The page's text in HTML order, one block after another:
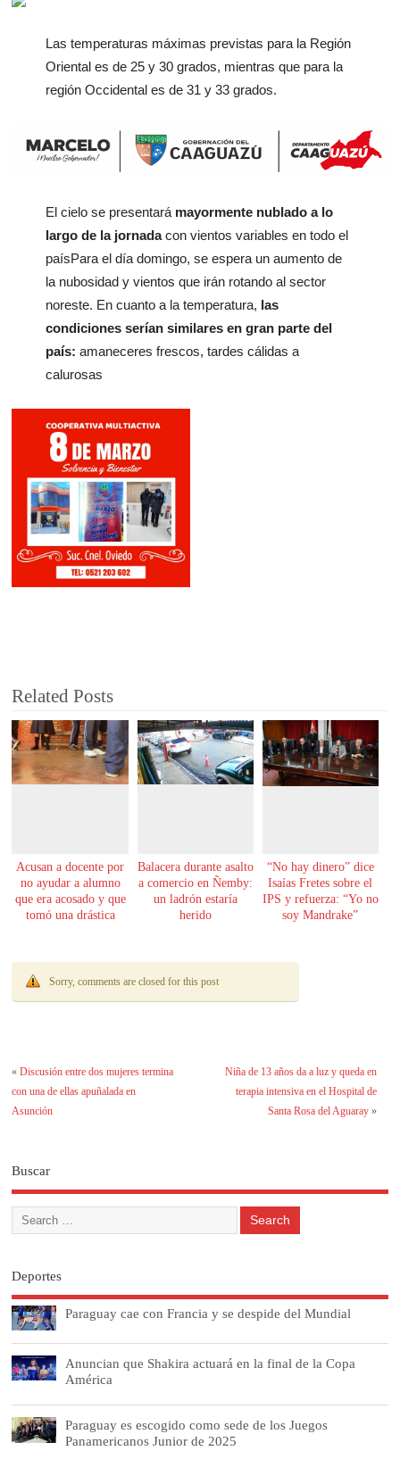
Las temperaturas máximas previstas para la Región
Oriental es de 25 y 30 grados, mientras que para la
región Occidental es de 31 y 33 grados.
El cielo se presentará mayormente nublado a lo
largo de la jornadacon vientos variables en todo el
paísPara el día domingo, se espera un aumento de
la nubosidad y vientos que irán rotando al sector
noreste. En cuanto a la temperatura, las
condiciones serían similares en gran parte del
país: amaneceres frescos, tardes cálidas a
calurosas
Related Posts
Acusan a docente por
no ayudar a alumno
que era acosado y que
tomó una drástica
Balacera durante asalto
a comercio en Ñemby:
un ladrón estaría
herido
“No hay dinero” dice
Isaías Fretes sobre el
IPS y refuerza: “Yo no
soy Mandrake”
Sorry, comments are closed for this post
«Discusión entre dos mujeres termina
con una de ellas apuñalada en
Asunción
Niña de 13 años da a luz y queda en
terapia intensiva en el Hospital de
Santa Rosa del Aguaray»
Buscar
Deportes
Paraguay cae con Francia y se despide del Mundial
Anuncian que Shakira actuará en la final de la Copa
América
Paraguay es escogido como sede de los Juegos
Panamericanos Junior de 2025